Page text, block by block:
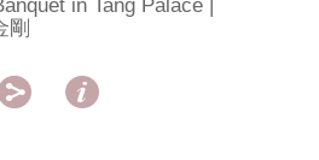
in Tang Palace |
剛
